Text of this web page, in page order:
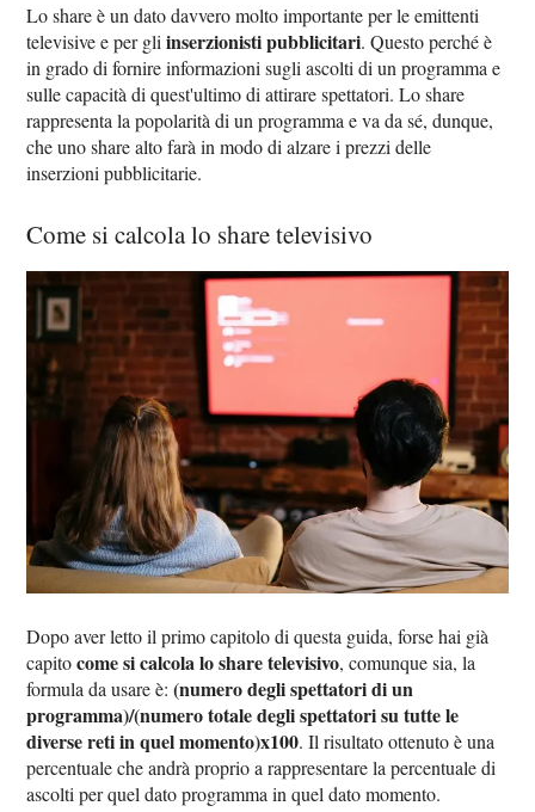
Lo share è un dato davvero molto importante per le emittenti
televisive e per gliinserzionisti pubblicitari. Questo perché è
in grado di fornire informazioni sugli ascolti di un programma e
sulle capacità di quest'ultimo di attirare spettatori. Lo share
rappresenta la popolarità di un programma e va da sé, dunque,
che uno share alto farà in modo di alzare i prezzi delle
inserzioni pubblicitarie.
Come si calcola lo share televisivo
Dopo aver letto il primo capitolo di questa guida, forse hai già
capitocome si calcola lo share televisivo, comunque sia, la
formula da usare è:(numero degli spettatori di un
programma)/(numero totale degli spettatori su tutte le
diverse reti in quel momento)x100. Il risultato ottenuto è una
percentuale che andrà proprio a rappresentare la percentuale di
ascolti per quel dato programma in quel dato momento.